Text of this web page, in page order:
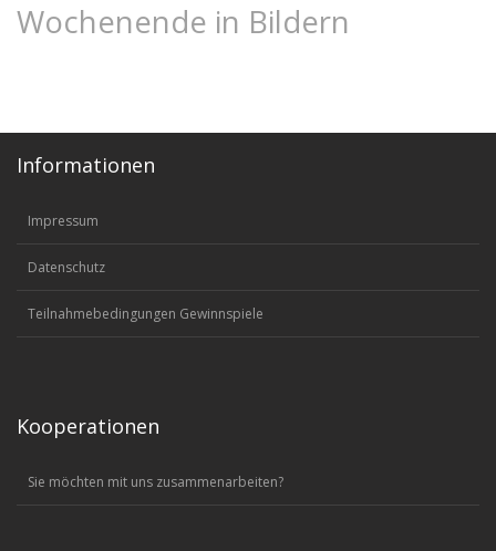
Wochenende in Bildern
Informationen
Impressum
Datenschutz
Teilnahmebedingungen Gewinnspiele
Kooperationen
Sie möchten mit uns zusammenarbeiten?